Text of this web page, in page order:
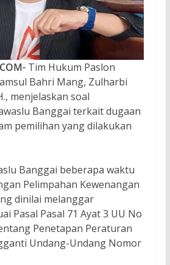
Tim Hukum Paslon
Bahri Mang, Zulharbi
menjelaskan soal
Banggai terkait dugaan
pemilihan yang dilakukan
Banggai beberapa waktu
Pelimpahan Kewenangan
dinilai melanggar
Pasal Pasal 71 Ayat 3 UU No
Penetapan Peraturan
Undang-Undang Nomor